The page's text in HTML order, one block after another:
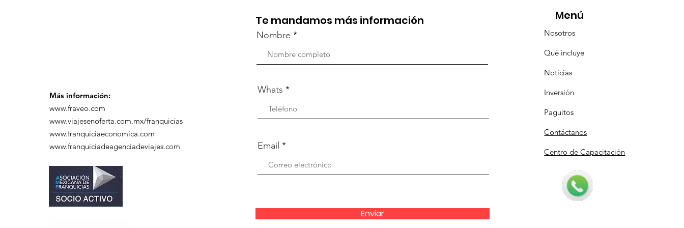
Más información:
www.fraveo.com
www.viajesenoferta.com.mx/franquicias
www.franquiciaeconomica.com
www.franquiciadeagenciadeviajes.com
Te mandamos más información
Nombre
Whats
Email
Enviar
Menú
Nosotros
Qué incluye
Noticias
Inversión
Paguitos
Contáctanos
Centro de Capacitación